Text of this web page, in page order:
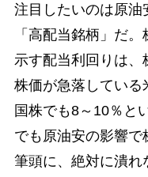
注目したいのは原
「高配当銘柄」だ
示す配当利回りは、
株価が急落している
国株でも8～10％と
でも原油安の影響で
筆頭に、絶対に潰れ